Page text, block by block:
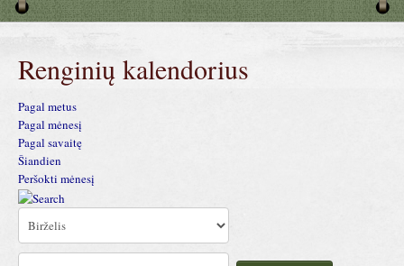
Renginių kalendorius
Pagal metus
Pagal mėnesį
Pagal savaitę
Šiandien
Peršokti mėnesį